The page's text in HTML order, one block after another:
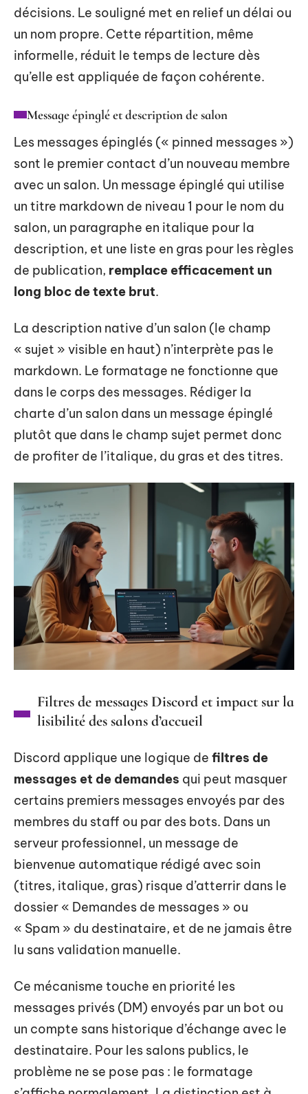
décisions. Le souligné met en relief un délai ou
un nom propre. Cette répartition, même
informelle, réduit le temps de lecture dès
qu’elle est appliquée de façon cohérente.
Message épinglé et description de salon
Les messages épinglés (« pinned messages »)
sont le premier contact d’un nouveau membre
avec un salon. Un message épinglé qui utilise
un titre markdown de niveau 1 pour le nom du
salon, un paragraphe en italique pour la
description, et une liste en gras pour les règles
de publication, remplace efficacement un
long bloc de texte brut.
La description native d’un salon (le champ
« sujet » visible en haut) n’interprète pas le
markdown. Le formatage ne fonctionne que
dans le corps des messages. Rédiger la
charte d’un salon dans un message épinglé
plutôt que dans le champ sujet permet donc
de profiter de l’italique, du gras et des titres.
Filtres de messages Discord et impact sur la
lisibilité des salons d’accueil
Discord applique une logique de filtres de
messages et de demandes qui peut masquer
certains premiers messages envoyés par des
membres du staff ou par des bots. Dans un
serveur professionnel, un message de
bienvenue automatique rédigé avec soin
(titres, italique, gras) risque d’atterrir dans le
dossier « Demandes de messages » ou
« Spam » du destinataire, et de ne jamais être
lu sans validation manuelle.
Ce mécanisme touche en priorité les
messages privés (DM) envoyés par un bot ou
un compte sans historique d’échange avec le
destinataire. Pour les salons publics, le
problème ne se pose pas : le formatage